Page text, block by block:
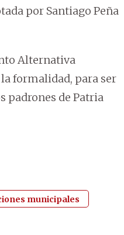
por Santiago Peña
Alternativa
formalidad, para ser
padrones de Patria
municipales